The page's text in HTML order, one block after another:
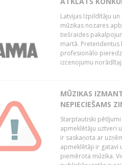
Latvijas Izpildītāju
mūzikas nozares
tiešraides
martā. Pretendentus
profesionālo
izcenojumu
MŪZIKAS
NEPIECIEŠAMS
Starptautiski
apmeklētāju uztveri
ir saskaņota ar
apmeklētāji ir gatavi
piemērota mūzika.